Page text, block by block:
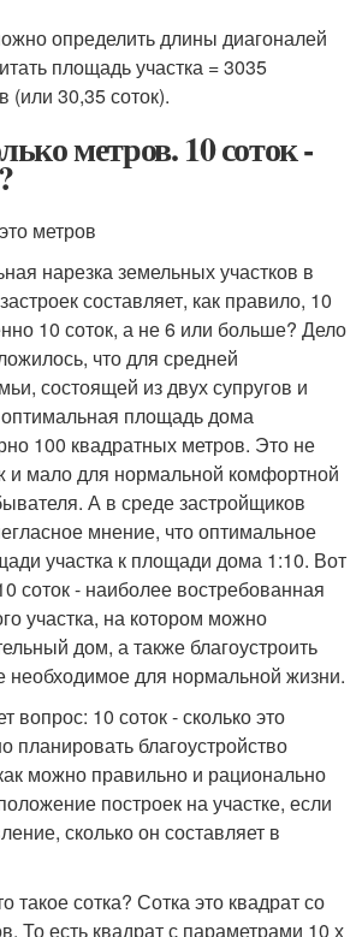
определить длины диагоналей
площадь участка = 3035
(или 30,35 соток).
метров. 10 соток -
метров
нарезка земельных участков в
составляет, как правило, 10
10 соток, а не 6 или больше? Дело
что для средней
состоящей из двух супругов и
площадь дома
100 квадратных метров. Это не
и мало для нормальной комфортной
А в среде застройщиков
мнение, что оптимальное
участка к площади дома 1:10. Вот
соток - наиболее востребованная
участка, на котором можно
дом, а также благоустроить
необходимое для нормальной жизни.
вопрос: 10 соток - сколько это
планировать благоустройство
можно правильно и рационально
построек на участке, если
сколько он составляет в
такое сотка? Сотка это квадрат со
То есть квадрат с параметрами 10 х